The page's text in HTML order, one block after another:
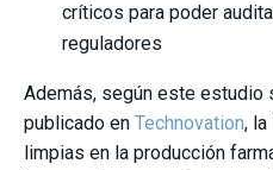
críticos para poder
reguladores
Además, según este estudio
publicado en Technovation,
limpias en la producción